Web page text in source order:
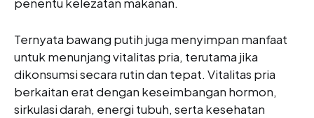
Ternyata bawang putih juga menyimpan manfaat
untuk menunjang vitalitas pria, terutama jika
dikonsumsi secara rutin dan tepat. Vitalitas pria
berkaitan erat dengan keseimbangan hormon,
sirkulasi darah, energi tubuh, serta kesehatan